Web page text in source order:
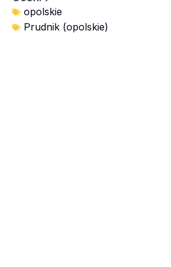
opolskie
Prudnik (opolskie)